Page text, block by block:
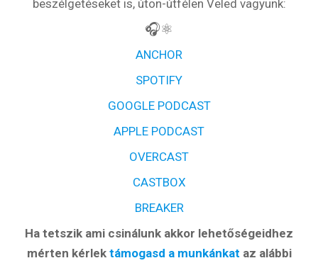
beszélgetéseket is, úton-útfélen Veled vagyunk:
🎧⚛️
ANCHOR
SPOTIFY
GOOGLE PODCAST
APPLE PODCAST
OVERCAST
CASTBOX
BREAKER
Ha tetszik ami csinálunk akkor lehetőségeidhez
mérten kérlek támogasd a munkánkat az alábbi